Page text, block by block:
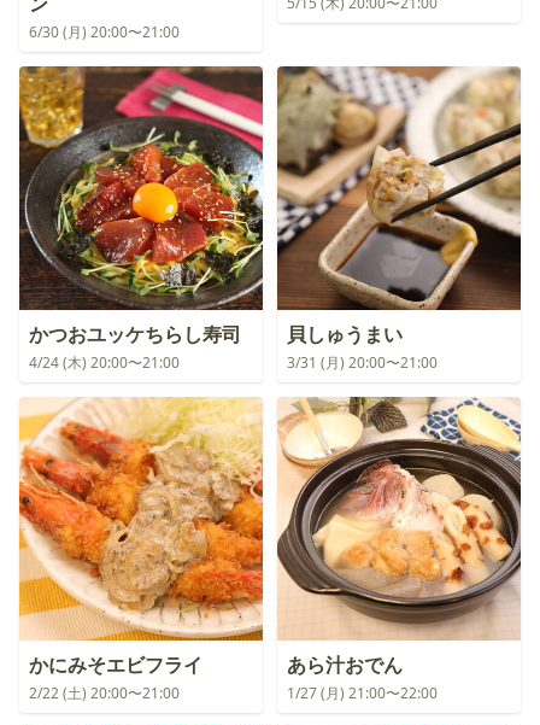
6/30 (月) 20:00〜21:00
かつおユッケちらし寿司
4/24 (木) 20:00〜21:00
貝しゅうまい
3/31 (月) 20:00〜21:00
かにみそエビフライ
2/22 (土) 20:00〜21:00
あら汁おでん
1/27 (月) 21:00〜22:00